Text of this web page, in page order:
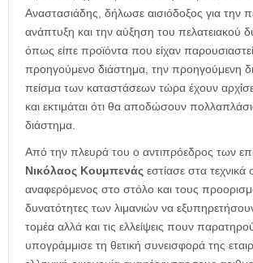
Αναστασιάδης, δήλωσε αισιόδοξος για την
ανάπτυξη και την αύξηση του πελατειακού
όπως είπε προϊόντα που είχαν
προηγούμενο διάστημα, την προηγούμενη
πείσμα των καταστάσεων τώρα έχουν
και εκτιμάται ότι θα αποδώσουν
διάστημα.
Από την πλευρά του ο αντιπρόεδρος των
Νικόλαος Κουμπενάς εστίασε στα τεχνικά
αναφερόμενος στο στόλο και τους
δυνατότητες των λιμανιών να
τομέα αλλά και τις ελλείψεις πουν
υπογράμμισε τη θετική συνεισφορά της